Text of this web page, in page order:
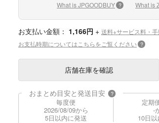
What is JPGOODBUY ? What is
お支払い金額： 1,166円 + 送料+サービス料・
お支払時期についてはこちらをご覧ください ?
店舗在庫を確認
おまとめ目安と発送目安 ?
毎度便
2026/08/09から
5日以内に発送
定期
-
10日